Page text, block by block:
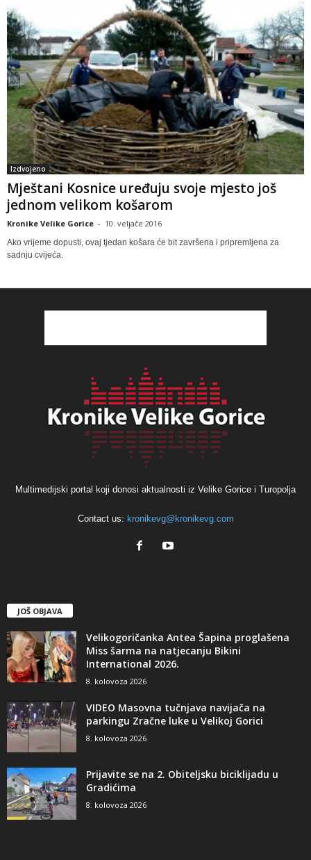
Izdvojeno
Mještani Kosnice uređuju svoje mjesto još
jednom velikom košarom
Kronike Velike Gorice - 10. veljače 2016
Ako vrijeme dopusti, ovaj tjedan košara će bit završena i pripremljena za
sadnju cvijeća.
Multimedijski portal koji donosi aktualnosti iz Velike Gorice i Turopolja
Contact us: kronikevg@kronikevg.com
JOŠ OBJAVA
Velikogoričanka Antea Šapina proglašena
Miss šarma na natjecanju Bikini
International 2026.
8. kolovoza 2026
VIDEO Masovna tučnjava navijača na
parkingu Zračne luke u Velikoj Gorici
8. kolovoza 2026
Prijavite se na 2. Obiteljsku biciklijadu u
Gradićima
8. kolovoza 2026